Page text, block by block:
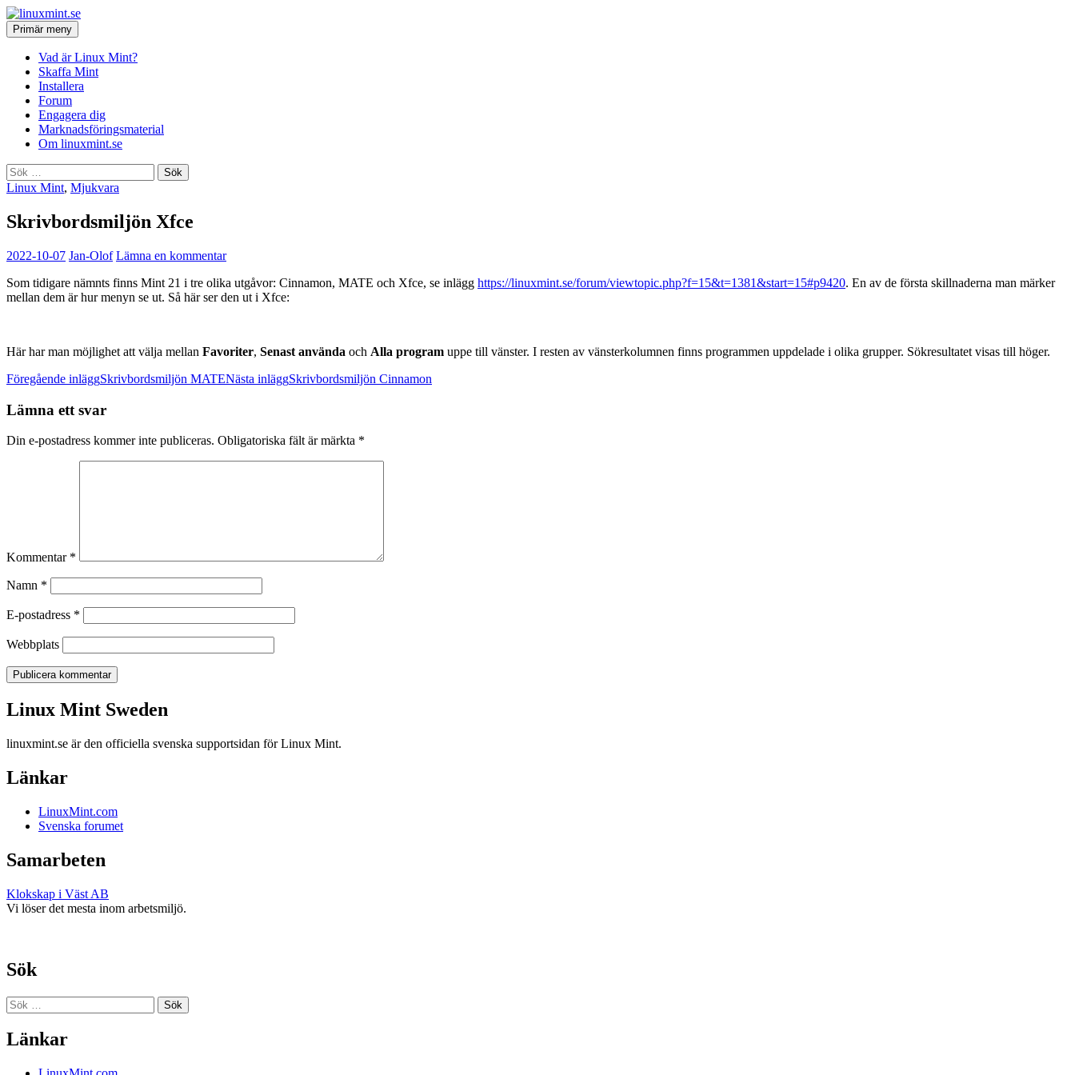
Hoppa
till
innehåll
linuxmint.se
SökPrimär meny
Vad är Linux Mint?
Skaffa Mint
Installera
Forum
Engagera dig
Marknadsföringsmaterial
Om linuxmint.se
Sök
efter:
Linux Mint, Mjukvara
Skrivbordsmiljön Xfce
2022-10-07 Jan-Olof Lämna en kommentar
Som tidigare nämnts finns Mint 21 i tre olika utgåvor: Cinnamon, MATE och Xfce, se inlägg https://linuxmint.se/forum/viewtopic.php?f=15&t=1381&start=15#p9420. En av de första skillnaderna man märker
mellan dem är hur menyn se ut. Så här ser den ut i Xfce:
Här har man möjlighet att välja mellan Favoriter, Senast använda och Alla program uppe till vänster. I resten av vänsterkolumnen finns programmen uppdelade i olika grupper. Sökresultatet visas till höger.
Inläggsnavigering
Föregående inläggSkrivbordsmiljön MATENästa inläggSkrivbordsmiljön Cinnamon
Lämna ett svar
Din e-postadress kommer inte publiceras. Obligatoriska fält är märkta *
Kommentar *
Namn *
E-postadress *
Webbplats
Linux Mint Sweden
linuxmint.se är den officiella svenska supportsidan för Linux Mint.
Länkar
LinuxMint.com
Svenska forumet
Samarbeten
Klokskap i Väst AB
Vi löser det mesta inom arbetsmiljö.
Sök
Sök
efter:
Länkar